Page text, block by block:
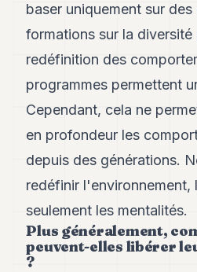
JURIDIQUE
ASSOCIATIONS
CONTACT
S'ABONNER
baser uniquement sur
formations sur la
redéfinition des
programmes permettent
Cependant, cela ne
en profondeur les
depuis des générations.
redéfinir l'environnement,
seulement les mentalités.
Plus généralement,
peuvent-elles libérer
?